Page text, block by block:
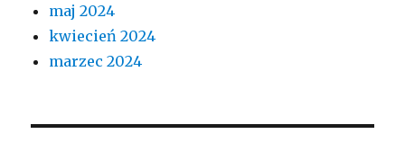
maj 2024
kwiecień 2024
marzec 2024